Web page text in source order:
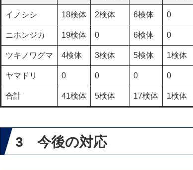
イノシシ 18検体 2検体 6検体 0
ニホンジカ 19検体 0 6検体 0
ツキノワグマ 4検体 3検体 5検体 1検体
ヤマドリ 0 0 0 0
合計 41検体 5検体 17検体 1検体
3 今後の対応